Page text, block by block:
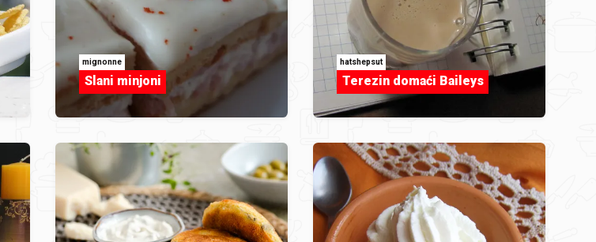
mignonne
Slani minjoni
hatshepsut
Terezin domaći Baileys